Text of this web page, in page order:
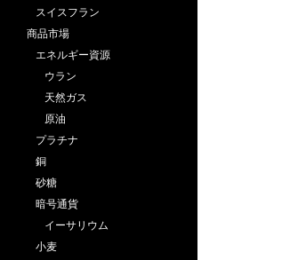
スイスフラン
商品市場
エネルギー資源
ウラン
天然ガス
原油
プラチナ
銅
砂糖
暗号通貨
イーサリウム
小麦